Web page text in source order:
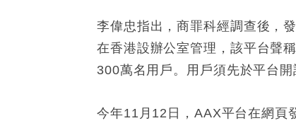
李偉忠指出，商罪科經調查後，
在香港設辦公室管理，該平台聲
300萬名用戶。用戶須先於平台
今年11月12日，AAX平台在網頁